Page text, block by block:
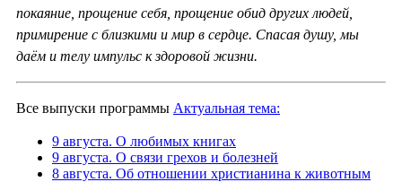
покаяние, прощение себя, прощение обид других людей,
примирение с близкими и мир в сердце. Спасая душу, мы
даём и телу импульс к здоровой жизни.
Все выпуски программы Актуальная тема:
9 августа. О любимых книгах
9 августа. О связи грехов и болезней
8 августа. Об отношении христианина к животным